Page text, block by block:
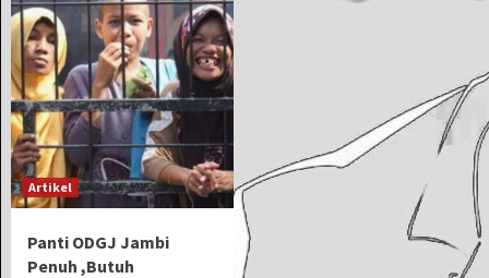
Artikel
Panti ODGJ Jambi
Penuh ,Butuh